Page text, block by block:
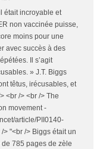
était incroyable et
non vaccinée puisse,
moins pour une
avec succès à des
Il s’agit
» J.T. Biggs
têtus, irécusables, et
<br /> <br /> The
movement -
article/PII0140-
"<br /> Biggs était un
785 pages de zèle